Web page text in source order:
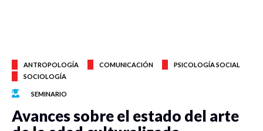
ANTROPOLOGÍA COMUNICACIÓN
PSICOLOGÍA SOCIAL
SOCIOLOGÍA
SEMINARIO
Avances sobre el estado del arte